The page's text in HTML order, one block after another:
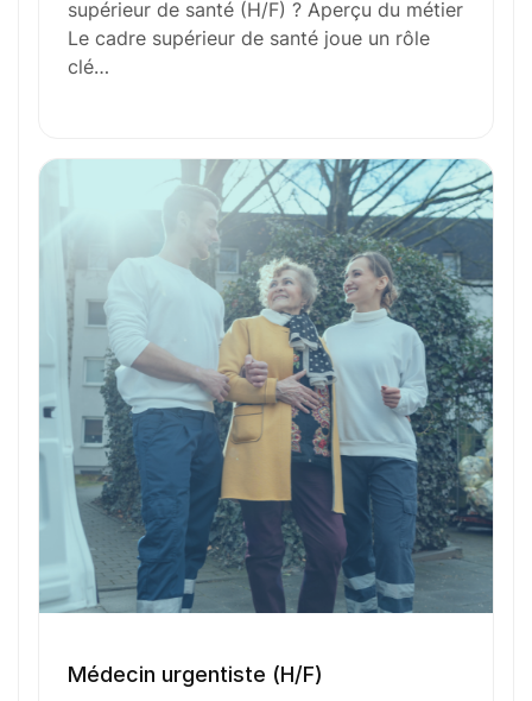
Compétences Requises
Formation et Qualifications
Perspectives de carrière
Avantages
Ces métiers peuvent vous intéresser
supérieur de santé (H/F) ? Aperçu du métier
Le cadre supérieur de santé joue un rôle
clé…
Médecin urgentiste (H/F)